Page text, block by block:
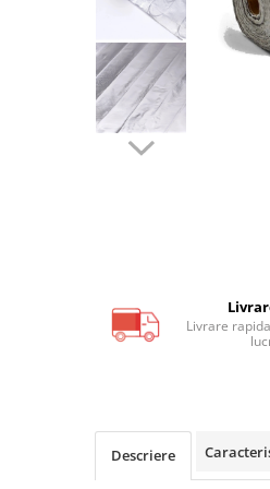
Covoras incalzire in pardoseala
lemn, parchet, mocheta
parchet, mocheta F-Mat 150W/m2
Livrare
Descriere